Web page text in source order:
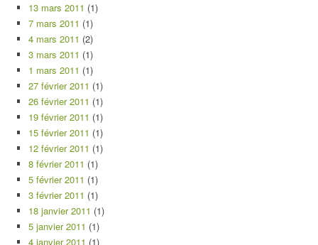
13 mars 2011 (1)
7 mars 2011 (1)
4 mars 2011 (2)
3 mars 2011 (1)
1 mars 2011 (1)
27 février 2011 (1)
26 février 2011 (1)
19 février 2011 (1)
15 février 2011 (1)
12 février 2011 (1)
8 février 2011 (1)
5 février 2011 (1)
3 février 2011 (1)
18 janvier 2011 (1)
5 janvier 2011 (1)
4 janvier 2011 (1)